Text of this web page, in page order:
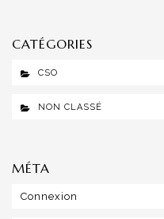
CATÉGORIES
CSO
NON CLASSÉ
MÉTA
Connexion